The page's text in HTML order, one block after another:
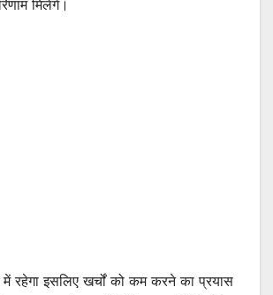
मिलेंगे।
में रहेगा इसलिए खर्चों को कम करने का प्रयास